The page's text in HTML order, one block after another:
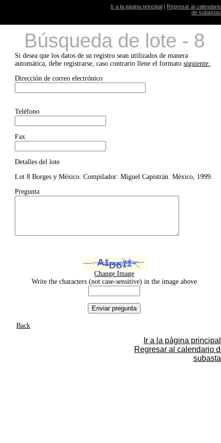
Ir a la página principal | Regresar al calendario
de subastas
Búsqueda de lote - 8
Si desea que los datos de su registro sean utilizados de manera
automática, debe registrarse, caso contrario llene el formatosiguiente:.
Dirección de correo electrónico
Teléfono
Fax
Detalles del lote
Lot 8 Borges y México. Compilador: Miguel Capistrán. México, 1999.
Pregunta
Change Image
Write the characters (not case-sensitive) in the image above
Back
Ir a la página principal
Regresar al calendario